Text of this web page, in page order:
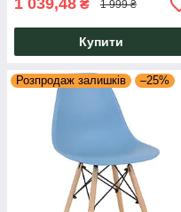
1 039,48 ₴ 1 999 ₴
Купити
Розпродаж залишків –25%